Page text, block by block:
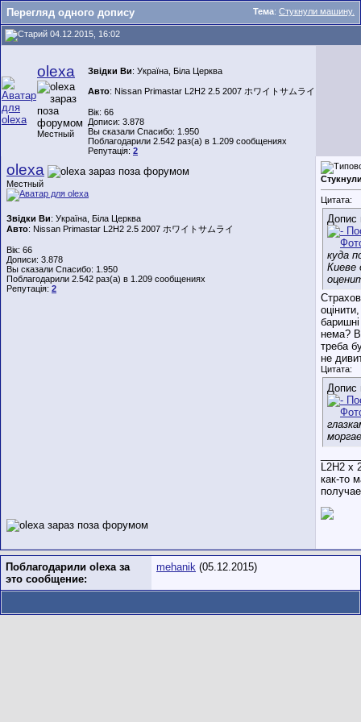
Тема: Стукнули машину.
Перегляд одного допису
04.12.2015, 16:02
olexa
Местный
Звідки Ви: Україна, Біла Церква
Авто: Nissan Primastar L2H2 2.5 2007 ホワイトサムライ
Вік: 66
Дописи: 3.878
Вы сказали Спасибо: 1.950
Поблагодарили 2.542 раз(а) в 1.209 сообщениях
Репутація: 2
olexa
Местный
Звідки Ви: Україна, Біла Церква
Авто: Nissan Primastar L2H2 2.5 2007 ホワイトサムライ
Вік: 66
Дописи: 3.878
Вы сказали Спасибо: 1.950
Поблагодарили 2.542 раз(а) в 1.209 сообщениях
Репутація: 2
Цитата:
Допис
куда
Киеве
баришні
нема?
треба
не
Цитата:
Допис
L2H2 х
как-то
Поблагодарили olexa за
это сообщение:
mehanik (05.12.2015)